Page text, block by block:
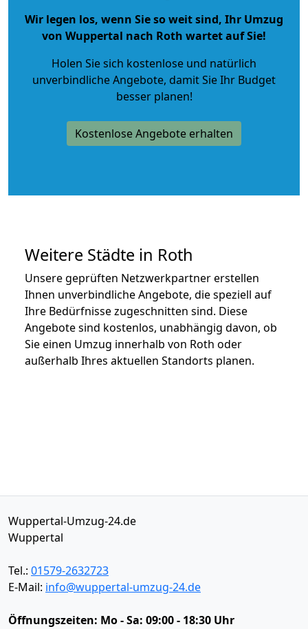
Wir legen los, wenn Sie so weit sind, Ihr Umzug
von Wuppertal nach Roth wartet auf Sie!
Holen Sie sich kostenlose und natürlich
unverbindliche Angebote, damit Sie Ihr Budget
besser planen!
Kostenlose Angebote erhalten
Weitere Städte in Roth
Unsere geprüften Netzwerkpartner erstellen
Ihnen unverbindliche Angebote, die speziell auf
Ihre Bedürfnisse zugeschnitten sind. Diese
Angebote sind kostenlos, unabhängig davon, ob
Sie einen Umzug innerhalb von Roth oder
außerhalb Ihres aktuellen Standorts planen.
Wuppertal-Umzug-24.de
Wuppertal
Tel.: 01579-2632723
E-Mail: info@wuppertal-umzug-24.de
Öffnungszeiten: Mo - Sa: 09:00 - 18:30 Uhr